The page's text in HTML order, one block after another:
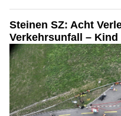
Steinen SZ: Acht
Verkehrsunfall –